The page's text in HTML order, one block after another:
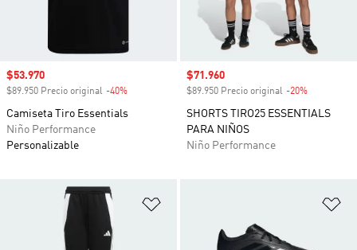
Precio de venta
$53.970
$89.950 Precio original -40%
Camiseta Tiro Essentials
Niño Performance
Personalizable
Precio de venta
$71.960
$89.950 Precio original -20%
SHORTS TIRO25 ESSENTIALS
PARA NIÑOS
Niño Performance